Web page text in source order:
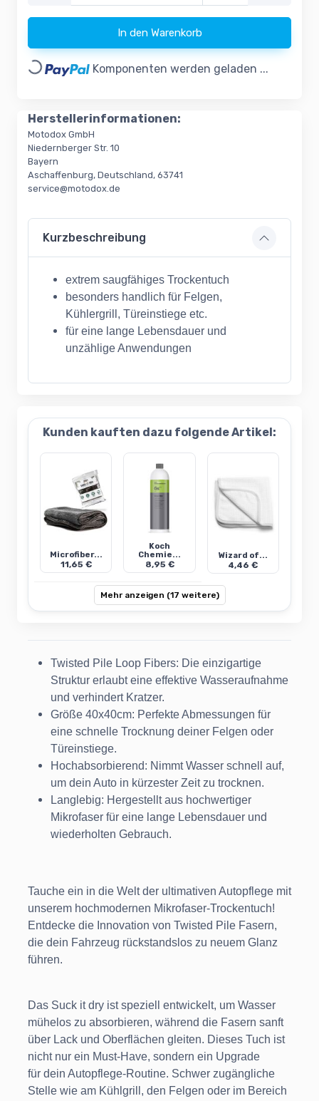
In den Warenkorb
Loading... Komponenten werden geladen ...
Herstellerinformationen:
Motodox GmbH
Niedernberger Str. 10
Bayern
Aschaffenburg, Deutschland, 63741
service@motodox.de
Kurzbeschreibung
extrem saugfähiges Trockentuch
besonders handlich für Felgen,
Kühlergrill, Türeinstiege etc.
für eine lange Lebensdauer und
unzählige Anwendungen
Kunden kauften dazu folgende Artikel:
Microfiber...
11,65 €
Koch
Chemie...
8,95 €
Wizard of...
4,46 €
Mehr anzeigen (17 weitere)
Twisted Pile Loop Fibers: Die einzigartige
Struktur erlaubt eine effektive Wasseraufnahme
und verhindert Kratzer.
Größe 40x40cm: Perfekte Abmessungen für
eine schnelle Trocknung deiner Felgen oder
Türeinstiege.
Hochabsorbierend: Nimmt Wasser schnell auf,
um dein Auto in kürzester Zeit zu trocknen.
Langlebig: Hergestellt aus hochwertiger
Mikrofaser für eine lange Lebensdauer und
wiederholten Gebrauch.
Tauche ein in die Welt der ultimativen Autopflege mit
unserem hochmodernen Mikrofaser-Trockentuch!
Entdecke die Innovation von Twisted Pile Fasern,
die dein Fahrzeug rückstandslos zu neuem Glanz
führen.
Das Suck it dry ist speziell entwickelt, um Wasser
mühelos zu absorbieren, während die Fasern sanft
über Lack und Oberflächen gleiten. Dieses Tuch ist
nicht nur ein Must-Have, sondern ein Upgrade
für dein Autopflege-Routine. Schwer zugängliche
Stelle wie am Kühlgrill, den Felgen oder im Bereich